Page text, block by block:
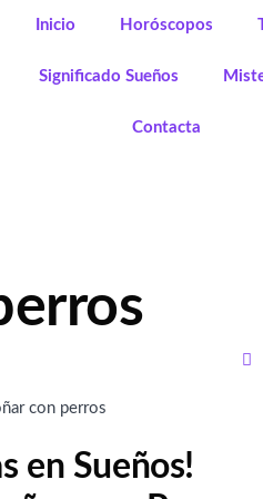
Inicio Horóscopos
Significado Sueños
Contacta
en Sueños!